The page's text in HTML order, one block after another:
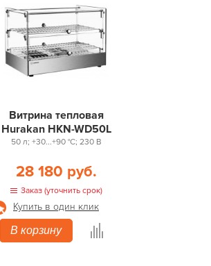
Витрина тепловая
Hurakan HKN-WD50L
50 л; +30...+90 °С; 230 В
28 180 руб.
Заказ (уточнить срок)
Купить в один клик
В корзину